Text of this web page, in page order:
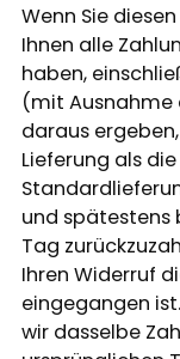
Wenn Sie
Ihnen alle
haben,
(mit Ausnahme
daraus
Lieferung als
und spätestens
Tag
Ihren Widerruf
eingegangen
wir dasselbe